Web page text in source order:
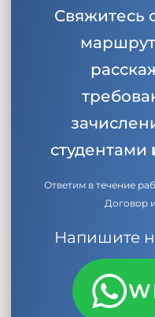
Свяжитесь
студентами
Ответим в течение
Договор
Напишите